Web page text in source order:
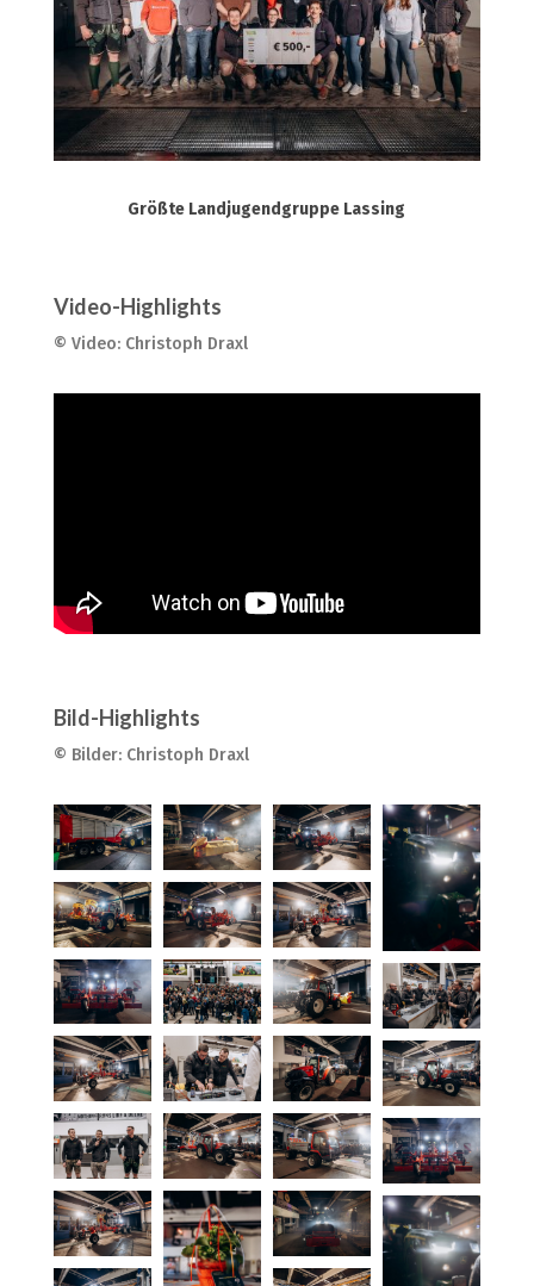
Größte Landjugendgruppe Lassing
Video-Highlights
© Video: Christoph Draxl
Bild-Highlights
© Bilder: Christoph Draxl